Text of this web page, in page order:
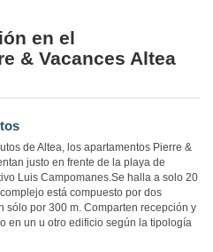
en el
& Vacances Altea
de Altea, los apartamentos Pierre &
justo en frente de la playa de
Luis Campomanes.Se halla a solo 20
está compuesto por dos
sólo por 300 m. Comparten recepción y
en un u otro edificio según la tipología